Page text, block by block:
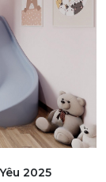
2025